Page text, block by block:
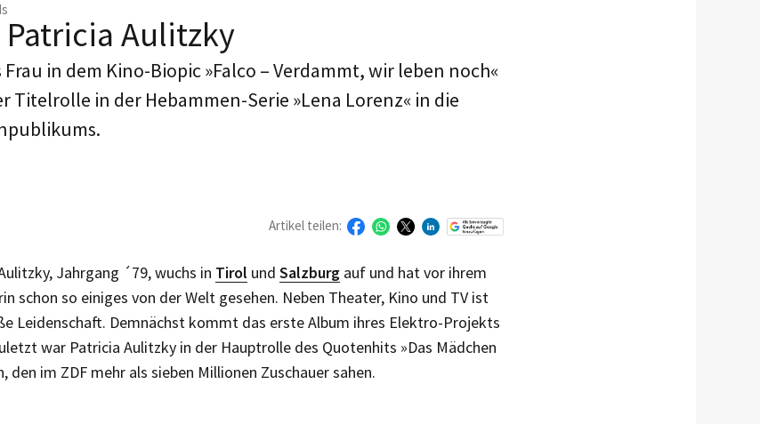
Patricia Aulitzky
in dem Kino-Biopic »Falco – Verdammt, wir leben noch«
Titelrolle in der Hebammen-Serie »Lena Lorenz« in die
Artikel teilen:
Jahrgang ´79, wuchs in Tirol und Salzburg auf und hat vor ihrem
schon so einiges von der Welt gesehen. Neben Theater, Kino und TV ist
Leidenschaft. Demnächst kommt das erste Album ihres Elektro-Projekts
war Patricia Aulitzky in der Hauptrolle des Quotenhits »Das Mädchen
den im ZDF mehr als sieben Millionen Zuschauer sahen.